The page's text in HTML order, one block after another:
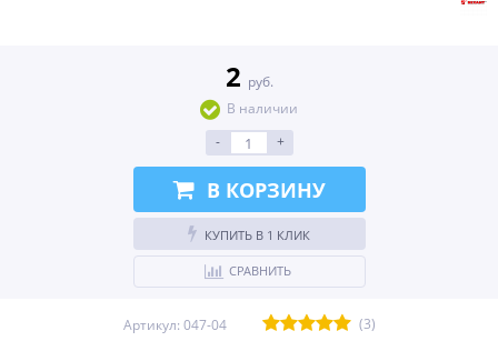
2 руб.
В наличии
-
+
В КОРЗИНУ
КУПИТЬ В 1 КЛИК
СРАВНИТЬ
Артикул: 047-04 (3)